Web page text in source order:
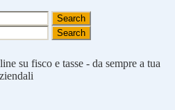
su fisco e tasse - da sempre a tua